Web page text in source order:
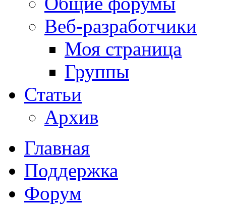
Веб-разработчики
Моя страница
Группы
Статьи
Архив
Главная
Поддержка
Форум